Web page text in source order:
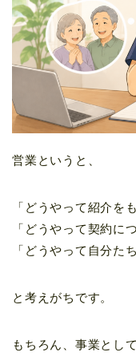
営業というと、
「どうやって紹介を
「どうやって契約に
「どうやって自分た
と考えがちです。
もちろん、事業とし